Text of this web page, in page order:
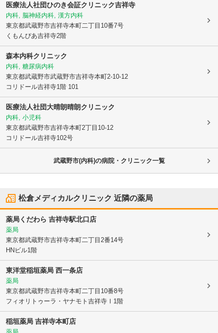
医療法人社団ひのき会証クリニック吉祥寺
内科, 脳神経内科, 漢方内科
東京都武蔵野市吉祥寺本町二丁目10番7号
くもんぴあ吉祥寺2階
森本内科クリニック
内科, 糖尿病内科
東京都武蔵野市武蔵野市吉祥寺本町2-10-12
コリドール吉祥寺1階 101
医療法人社団大晴朗 晴朗クリニック
内科, 小児科
東京都武蔵野市吉祥寺本町2丁目10-12
コリドール吉祥寺102号
武蔵野市(内科)の病院・クリニック一覧
松倉メディカルクリニック 近隣の薬局
薬局くだわら 吉祥寺駅北口店
薬局
東京都武蔵野市吉祥寺本町二丁目2番14号
HNビル1階
東洋堂稲垣薬局 西一条店
薬局
東京都武蔵野市吉祥寺本町二丁目10番8号
フィオリトゥーラ・ヤナモト吉祥寺Ⅰ1階
稲垣薬局 吉祥寺本町店